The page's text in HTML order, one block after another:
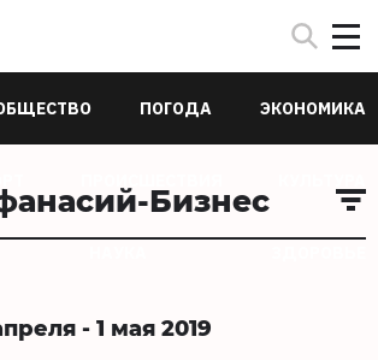
ПОГОДА ЭКОНОМИКА
Бизнес
- 1 мая 2019